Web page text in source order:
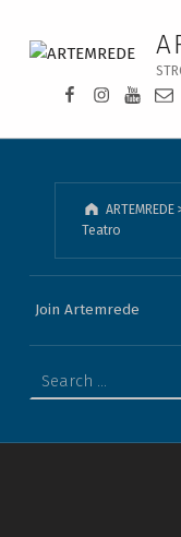
Facebook da
ARTEMREDE
Teatro
Join Artemrede